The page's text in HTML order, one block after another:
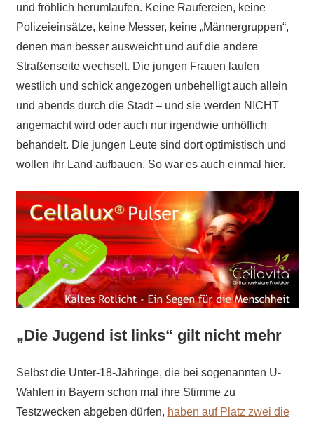
und fröhlich herumlaufen. Keine Raufereien, keine
Polizeieinsätze, keine Messer, keine „Männergruppen“,
denen man besser ausweicht und auf die andere
Straßenseite wechselt. Die jungen Frauen laufen
westlich und schick angezogen unbehelligt auch allein
und abends durch die Stadt – und sie werden NICHT
angemacht wird oder auch nur irgendwie unhöflich
behandelt. Die jungen Leute sind dort optimistisch und
wollen ihr Land aufbauen. So war es auch einmal hier.
„Die Jugend ist links“ gilt nicht mehr
Selbst die Unter-18-Jähringe, die bei sogenannten U-
Wahlen in Bayern schon mal ihre Stimme zu
Testzwecken abgeben dürfen, haben auf Platz zwei die